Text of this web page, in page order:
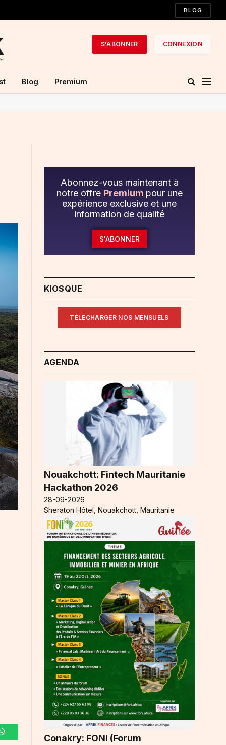
BLOG
S'ABONNER CONNEXION
Blog Premium
WhatsApp
Abonnez-vous maintenant à
notre offre Premium pour une
expérience exclusive et une
information de qualité
S'ABONNER
KIOSQUE
TÉLÉCHARGER NOS MENSUELS
AGENDA
Nouakchott: Fintech Mauritanie
Hackathon 2026
28-09-2026
Sheraton Hôtel, Nouakchott, Mauritanie
Conakry: FONI (Forum